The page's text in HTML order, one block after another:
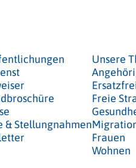
& Stellungnahmen
Unsere
Freie
Frauen
Wohnen